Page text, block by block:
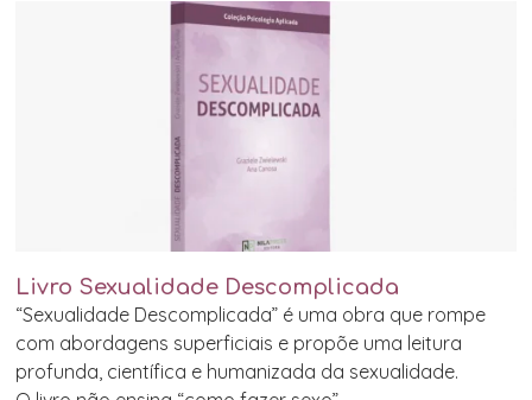
Livro Sexualidade Descomplicada
“Sexualidade Descomplicada” é uma obra que rompe
com abordagens superficiais e propõe uma leitura
profunda, científica e humanizada da sexualidade.